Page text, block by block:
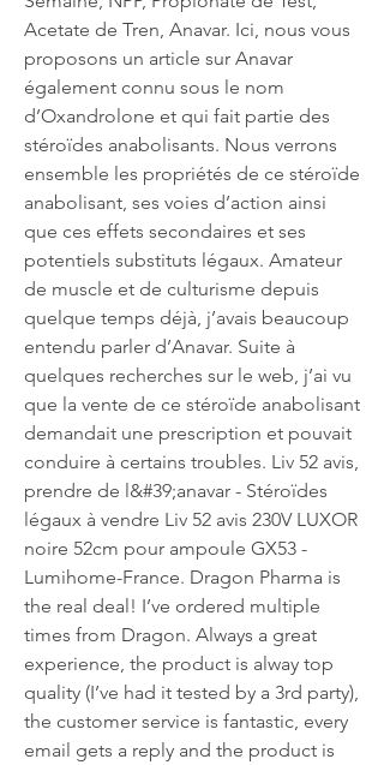
Acetate de Tren, Anavar. Ici, nous vous
proposons un article sur Anavar
également connu sous le nom
d’Oxandrolone et qui fait partie des
stéroïdes anabolisants. Nous verrons
ensemble les propriétés de ce stéroïde
anabolisant, ses voies d’action ainsi
que ces effets secondaires et ses
potentiels substituts légaux. Amateur
de muscle et de culturisme depuis
quelque temps déjà, j’avais beaucoup
entendu parler d’Anavar. Suite à
quelques recherches sur le web, j’ai vu
que la vente de ce stéroïde anabolisant
demandait une prescription et pouvait
conduire à certains troubles. Liv 52 avis,
prendre de l&#39;anavar - Stéroïdes
légaux à vendre Liv 52 avis 230V LUXOR
noire 52cm pour ampoule GX53 -
Lumihome-France. Dragon Pharma is
the real deal! I’ve ordered multiple
times from Dragon. Always a great
experience, the product is alway top
quality (I’ve had it tested by a 3rd party),
the customer service is fantastic, every
email gets a reply and the product is